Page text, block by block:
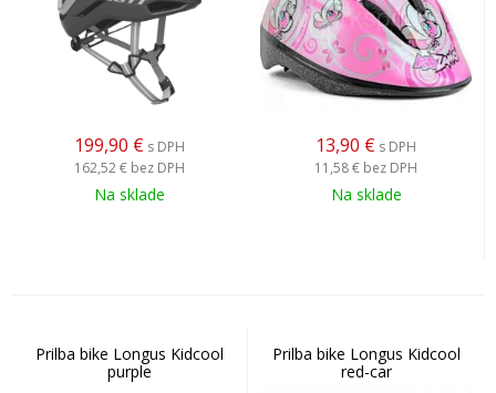
199,90 € s DPH
162,52 € bez DPH
Na sklade
13,90 € s DPH
11,58 € bez DPH
Na sklade
Prilba bike Longus Kidcool
purple
Prilba bike Longus Kidcool
red-car